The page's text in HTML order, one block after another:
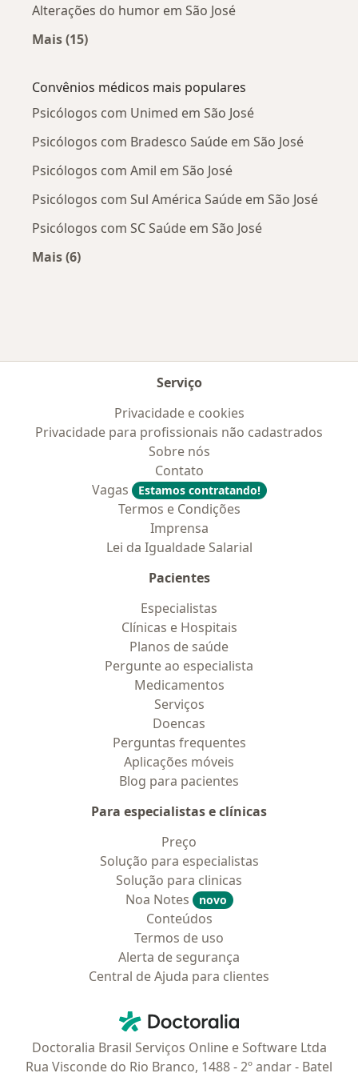
Alterações do humor em São José
Mais (15)
Convênios médicos mais populares
Psicólogos com Unimed em São José
Psicólogos com Bradesco Saúde em São José
Psicólogos com Amil em São José
Psicólogos com Sul América Saúde em São José
Psicólogos com SC Saúde em São José
Mais (6)
Serviço
Privacidade e cookies
Privacidade para profissionais não cadastrados
Sobre nós
Contato
Vagas
Estamos contratando!
Termos e Condições
Imprensa
Lei da Igualdade Salarial
Pacientes
Especialistas
Clínicas e Hospitais
Planos de saúde
Pergunte ao especialista
Medicamentos
Serviços
Doencas
Perguntas frequentes
Aplicações móveis
Blog para pacientes
Para especialistas e clínicas
Preço
Solução para especialistas
Solução para clinicas
Noa Notes
novo
Conteúdos
Termos de uso
Alerta de segurança
Central de Ajuda para clientes
Doctoralia - Homepage
Doctoralia Brasil Serviços Online e Software Ltda
Rua Visconde do Rio Branco, 1488 - 2º andar - Batel